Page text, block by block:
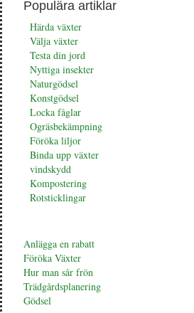
Populära artiklar
Härda växter
Välja växter
Testa din jord
Nyttiga insekter
Naturgödsel
Konstgödsel
Locka fåglar
Ogräsbekämpning
Föröka liljor
Binda upp växter
vindskydd
Kompostering
Rotsticklingar
Anlägga en rabatt
Föröka Växter
Hur man sår frön
Trädgårdsplanering
Gödsel